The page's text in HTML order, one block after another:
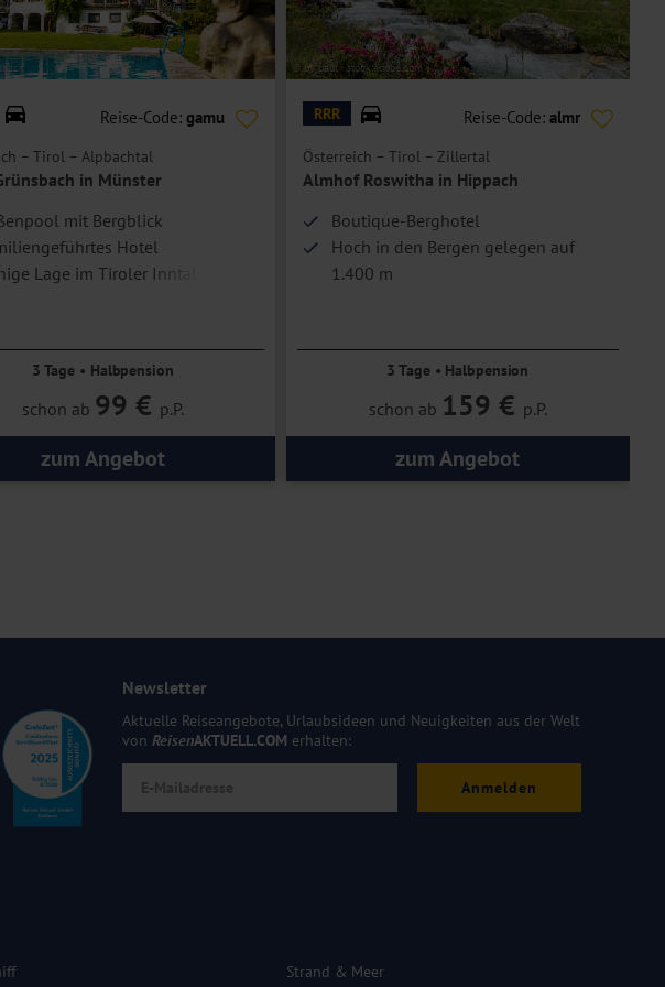
Dusche/WC,
Reise-Code: gamu
– Tirol – Alpbachtal
in Münster
mit Bergblick
Hotel
Lage im Tiroler Inntal
3 Tage • Halbpension
schon ab 99 € p.P.
zum Angebot
© by paul - stock.adobe.com
RRR Reise-Code: almr
Österreich – Tirol – Zillertal
Almhof Roswitha in Hippach
Boutique-Berghotel
Hoch in den Bergen gelegen auf
1.400 m
3 Tage • Halbpension
schon ab 159 € p.P.
zum Angebot
Newsletter
Aktuelle Reiseangebote, Urlaubsideen und Neuigkeiten aus der Welt
von ReisenAKTUELL.COM erhalten:
Anmelden
Strand & Meer